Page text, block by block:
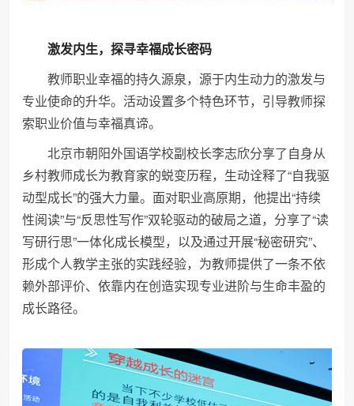
激发内生，探寻幸福成长密码
教师职业幸福的持久源泉，源于内生动力的激发与
专业使命的升华。活动设置多个特色环节，引导教师探
索职业价值与幸福真谛。
北京市朝阳外国语学校副校长李志欣分享了自身从
乡村教师成长为教育家的蜕变历程，生动诠释了“自我驱
动型成长”的强大力量。面对职业高原期，他提出“持续
性阅读”与“反思性写作”双轮驱动的破局之道，分享了“读
写研行思”一体化成长模型，以及通过开展“秘密研究”、
形成个人教学主张的实践经验，为教师提供了一条不依
赖外部评价、依靠内在创造实现专业进阶与生命丰盈的
成长路径。